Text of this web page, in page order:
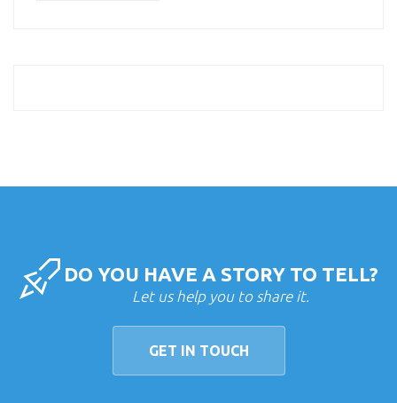
DO YOU HAVE A STORY TO TELL?
Let us help you to share it.
GET IN TOUCH